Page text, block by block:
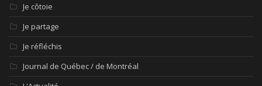
Je côtoie
Je partage
Je réfléchis
Journal de Québec / de Montréal